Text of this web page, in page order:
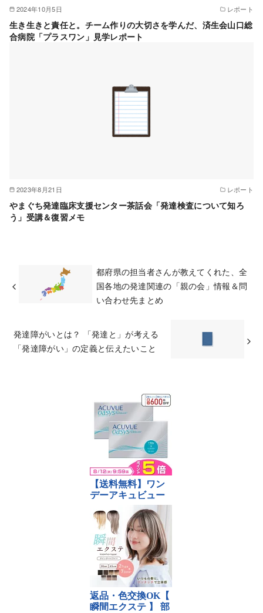
2024年10月5日 レポート
生き生きと責任と。チーム作りの大切さを学んだ、済生会山口総
合病院「プラスワン」見学レポート
2023年8月21日 レポート
やまぐち発達臨床支援センター茶話会「発達検査について知ろ
う」受講＆復習メモ
都府県の担当者さんが教えてくれた、全
国各地の発達関連の「親の会」情報＆問
い合わせ先まとめ
発達障がいとは？ 「発達と」が考える
「発達障がい」の定義と伝えたいこと